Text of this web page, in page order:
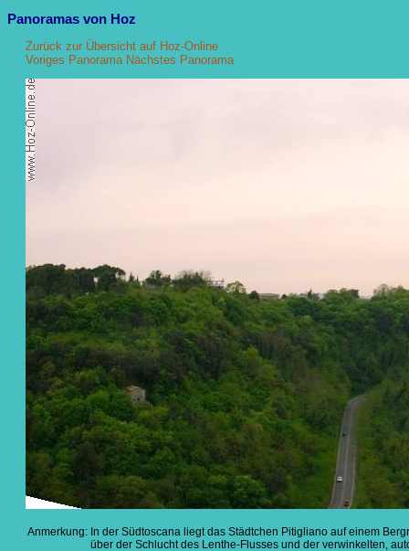
Panoramas von Hoz
Zurück zur Übersicht auf Hoz-Online
Voriges Panorama Nächstes Panorama
Anmerkung: In der Südtoscana liegt das Städtchen Pitigliano auf einem
über der Schlucht des Lenthe-Flusses und der verwinkelten,